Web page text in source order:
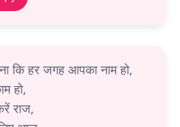
कि हर जगह आपका नाम हो,
हो,
राज,